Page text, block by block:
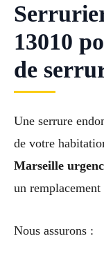
13010
de
Une serrure
de votre
Marseille
un
Nous assurons :